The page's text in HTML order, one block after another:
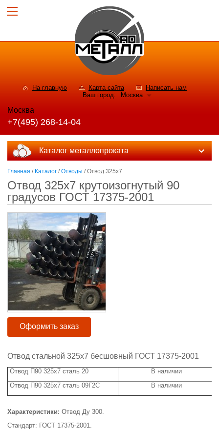
На главную Карта сайта
Написать нам
Ваш город:
Москва
Москва
+7(495) 268-14-04
Каталог металлопроката
Главная / Каталог /Отводы / Отвод 325х7
Отвод 325х7 крутоизогнутый 90
градусов ГОСТ 17375-2001
Оформить заказ
Отвод стальной 325х7 бесшовный ГОСТ 17375-2001
Отвод П90 325х7 сталь 20
В наличии
Отвод П90 325х7 сталь 09Г2С
В наличии
Характеристики: Отвод Ду 300.
Стандарт: ГОСТ 17375-2001.